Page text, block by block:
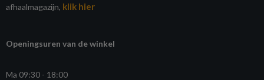
afhaalmagazijn, klik hier
Openingsuren van de winkel
Ma 09:30 - 18:00